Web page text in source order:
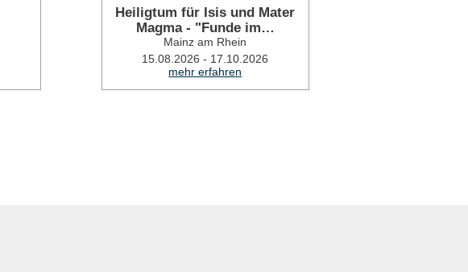
Heiligtum für Isis und Mater
Magma - "Funde im…
Mainz am Rhein
15.08.2026 - 17.10.2026
mehr erfahren